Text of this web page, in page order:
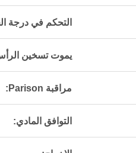
التحكم في درجة
يموت تسخين
مراقبة Parison:
التوافق المادي: